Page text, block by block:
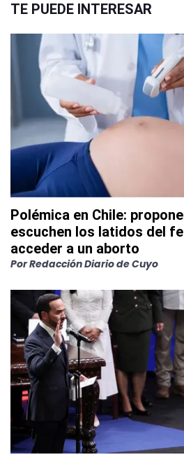
TE PUEDE INTERESAR
Polémica en Chile:
escuchen los latidos del
acceder a un aborto
PorRedacción Diario de Cuyo